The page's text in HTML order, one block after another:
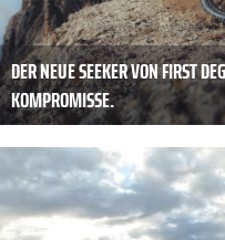
DER NEUE SEEKER VON FIRST
KOMPROMISSE.